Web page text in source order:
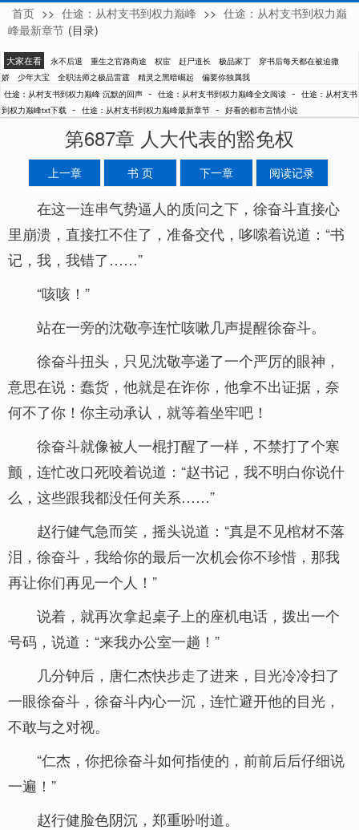
沉默的回声
首页 >> 仕途：从村支书到权力巅峰 >> 仕途：从村支书到权力巅
峰最新章节 (目录)
大家在看 永不后退 重生之官路商途 权宦 赶尸道长 极品家丁
穿书后每天都在被迫撒
娇
少年大宝 全职法师之极品雷霆 精灵之黑暗崛起
偏要你独属我
仕途：从村支书到权力巅峰 沉默的回声 - 仕途：从村支书到权力巅峰全文阅读 - 仕途：从村支书
到权力巅峰txt下载 - 仕途：从村支书到权力巅峰最新章节 - 好看的都市言情小说
第687章 人大代表的豁免权
上一章 书 页 下一章 阅读记录
在这一连串气势逼人的质问之下，徐奋斗直接心
里崩溃，直接扛不住了，准备交代，哆嗦着说道：“书
记，我，我错了……”
“咳咳！”
站在一旁的沈敬亭连忙咳嗽几声提醒徐奋斗。
徐奋斗扭头，只见沈敬亭递了一个严厉的眼神，
意思在说：蠢货，他就是在诈你，他拿不出证据，奈
何不了你！你主动承认，就等着坐牢吧！
徐奋斗就像被人一棍打醒了一样，不禁打了个寒
颤，连忙改口死咬着说道：“赵书记，我不明白你说什
么，这些跟我都没任何关系……”
赵行健气急而笑，摇头说道：“真是不见棺材不落
泪，徐奋斗，我给你的最后一次机会你不珍惜，那我
再让你们再见一个人！”
说着，就再次拿起桌子上的座机电话，拨出一个
号码，说道：“来我办公室一趟！”
几分钟后，唐仁杰快步走了进来，目光冷冷扫了
一眼徐奋斗，徐奋斗内心一沉，连忙避开他的目光，
不敢与之对视。
“仁杰，你把徐奋斗如何指使的，前前后后仔细说
一遍！”
赵行健脸色阴沉，郑重吩咐道。